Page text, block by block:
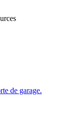
de garage.